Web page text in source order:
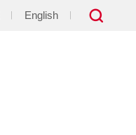
English